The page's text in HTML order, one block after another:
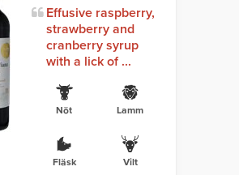
Effusive raspberry,
strawberry and
cranberry syrup
with a lick of ...
Nöt Lamm
Fläsk Vilt